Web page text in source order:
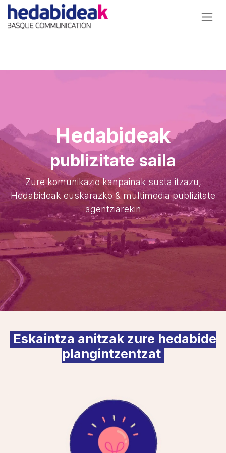
Hedabideak
publizitate saila
Zure komunikazio kanpainak susta itzazu,
Hedabideak euskarazko & multimedia publizitate
agentziarekin
Eskaintza anitzak zure hedabide
plangintzentzat